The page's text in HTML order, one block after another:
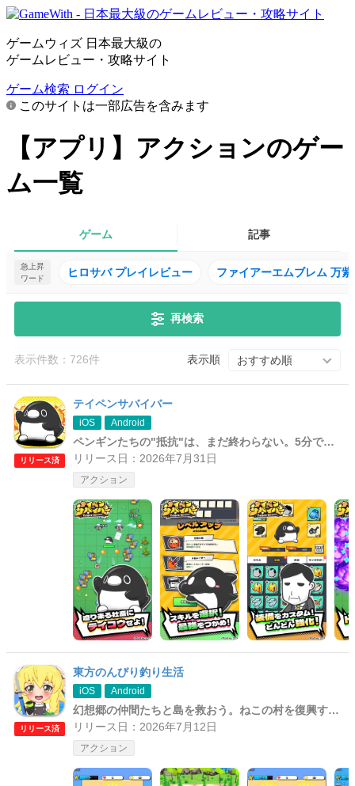
ゲームウィズ 日本最大級の
ゲームレビュー・攻略サイト
ゲーム検索 ログイン
このサイトは一部広告を含みます
【アプリ】アクションのゲー
ム一覧